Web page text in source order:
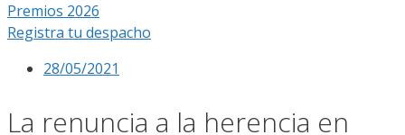
Premios 2026
Registra tu despacho
28/05/2021
La renuncia a la herencia en